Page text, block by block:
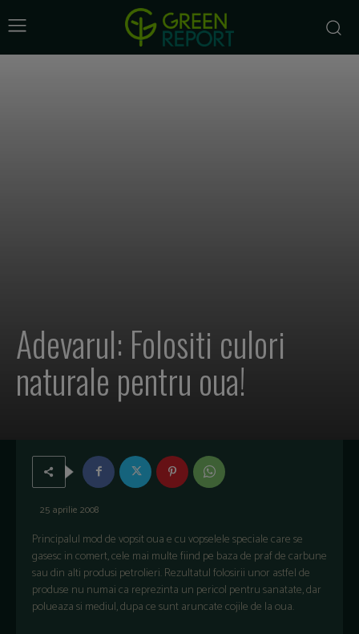
Adevarul: Folositi culori
naturale pentru oua!
25 aprilie 2008
Principalul mod de vopsit oua e cu vopselele speciale care se
gasesc in comert, cele mai multe fiind pe baza de praf de carbune
sau din alti produsi petrolieri. Rezultatul folosirii unor astfel de
produse nu numai ca reprezinta un pericol pentru sanatate, dar
polueaza si mediul, dupa ce sunt aruncate cojile de la oua.